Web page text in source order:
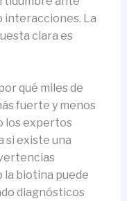
interacciones. La
clara es
qué miles de
fuerte y menos
los expertos
si existe una
la biotina puede
diagnósticos